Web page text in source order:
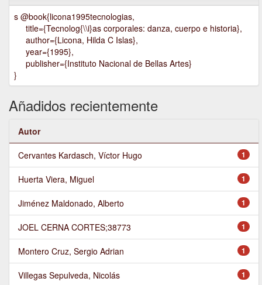
s @book{licona1995tecnologias,
title={Tecnolog{\\i}as corporales: danza, cuerpo e historia},
author={Licona, Hilda C Islas},
year={1995},
publisher={Instituto Nacional de Bellas Artes}
}
Añadidos recientemente
Autor
1
Cervantes Kardasch, Víctor Hugo
1
Huerta Viera, Miguel
1
Jiménez Maldonado, Alberto
1
JOEL CERNA CORTES;38773
1
Montero Cruz, Sergio Adrian
1
Villegas Sepulveda, Nicolás